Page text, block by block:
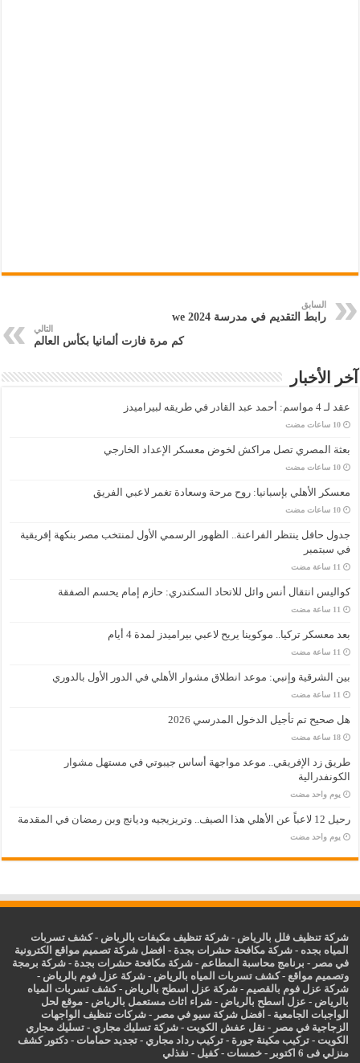
السابق
رابط التقديم في مدرسة we 2024
التالي
كم مرة فازت ألمانيا بكأس العالم
آخر الأخبار
عقد لـ 4 مواسم: أحمد عبد القادر في طريقه لبيراميدز
‏10 ساعات مضت
بعثة المصري تصل مراكش لخوض معسكر الإعداد الخارجي
‏10 ساعات مضت
معسكر الأهلي بإسبانيا: روح مرحة وسعادة تغمر لاعبي الفريق
‏10 ساعات مضت
جدول حافل ينتظر الفراعنة.. الظهور الرسمي الأول لمنتخب مصر بنكهة إفريقية
في سبتمبر
كواليس انتقال أنس وائل للاتحاد السكندري: حازم إمام يحسم الصفقة
بعد معسكر تركيا.. موكوينا يريح لاعبي بيراميدز لمدة 4 أيام
بين الشرقية وإنبي: موعد انطلاق مشوار الأهلي في الدور الأول بالدوري
هل صحيح تم تأجيل الدخول المدرسي 2026
‏18 ساعة مضت
طريق زد الإفريقي.. موعد مواجهة أساس جيبوتي في مستهل مشوار
الكونفدرالية
‏يوم واحد مضت
رحيل 12 لاعباً عن الأهلي هذا الصيف.. وتريزيجيه وديانج وبن رمضان في المقدمة
‏يوم واحد مضت
شركة تنظيف فلل بالرياض -شركة تنظيف مكيفات بالرياض -كشف تسربات
المياه بجده -شركة مكافحة حشرات بجدة - افضل شركة تصميم مواقع الكترونية
في مصر - برنامج محاسبة المطاعم -شركة مكافحة حشرات بجدة -شركة برمجة
وتصميم مواقع -كشف تسربات المياه بالرياض -شركة عزل فوم بالرياض -
شركة عزل فوم بالقصيم -شركة عزل اسطح بالرياض -كشف تسربات المياه
بالرياض - عزل اسطح بالرياض -شراء اثاث مستعمل بالرياض - موقع لحل
الواجبات الجامعية - افضل شركة سيو في مصر -شركات تنظيف الواجهات
الزجاجية في مصر - نقل عفش الكويت -شركة تسليك مجاري -تسليك مجاري
الكويت -تركيب مكينة جورة -تركيب رداد مجاري -تجديد حمامات -دكتور كشف
منزلي فى 6 اكتوبر
-خمسات -كفيل - نفذلي